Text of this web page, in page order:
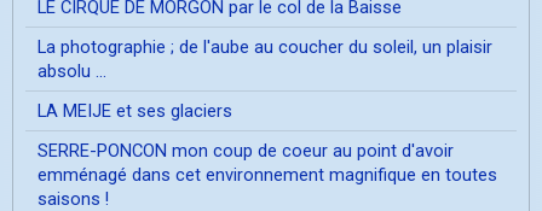
LE CIRQUE DE MORGON par le col de la Baisse
La photographie ; de l'aube au coucher du soleil, un plaisir
absolu ...
LA MEIJE et ses glaciers
SERRE-PONCON mon coup de coeur au point d'avoir
emménagé dans cet environnement magnifique en toutes
saisons !